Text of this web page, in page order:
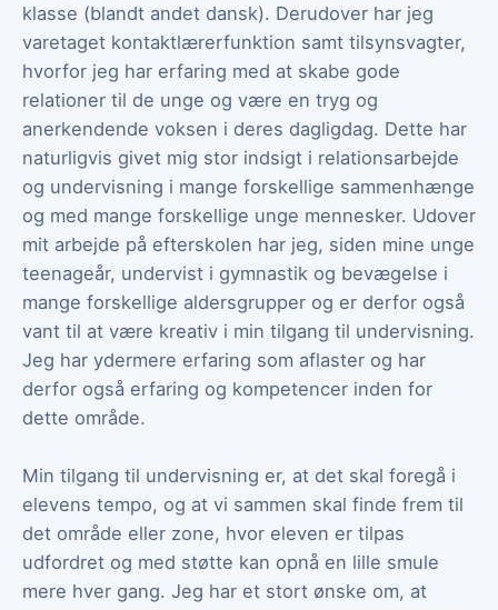
klasse (blandt andet dansk). Derudover har jeg
varetaget kontaktlærerfunktion samt tilsynsvagter,
hvorfor jeg har erfaring med at skabe gode
relationer til de unge og være en tryg og
anerkendende voksen i deres dagligdag. Dette har
naturligvis givet mig stor indsigt i relationsarbejde
og undervisning i mange forskellige sammenhænge
og med mange forskellige unge mennesker. Udover
mit arbejde på efterskolen har jeg, siden mine unge
teenageår, undervist i gymnastik og bevægelse i
mange forskellige aldersgrupper og er derfor også
vant til at være kreativ i min tilgang til undervisning.
Jeg har ydermere erfaring som aflaster og har
derfor også erfaring og kompetencer inden for
dette område.
Min tilgang til undervisning er, at det skal foregå i
elevens tempo, og at vi sammen skal finde frem til
det område eller zone, hvor eleven er tilpas
udfordret og med støtte kan opnå en lille smule
mere hver gang. Jeg har et stort ønske om, at